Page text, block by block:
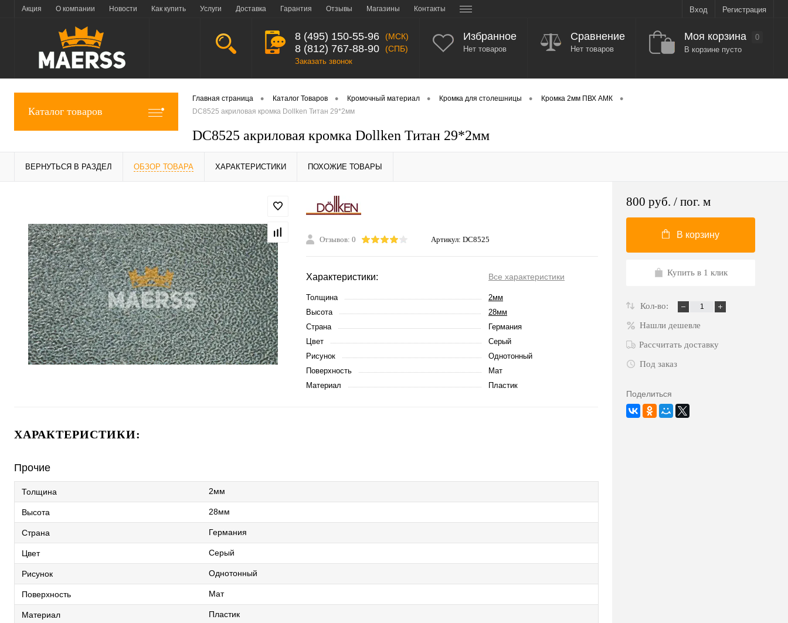
Акция О компании Новости Как купить Услуги Доставка Гарантия Отзывы Магазины Контакты Вход Регистрация
8 (495) 150-55-96 (МСК)
8 (812) 767-88-90 (СПБ)
Заказать звонок
Избранное
Нет товаров
Сравнение
Нет товаров
Моя корзина
0
В корзине пусто
Каталог товаров
Главная страница • Каталог Товаров • Кромочный материал • Кромка для столешницы • Кромка 2мм ПВХ АМК •
DC8525 акриловая кромка Dollken Титан 29*2мм
DC8525 акриловая кромка Dollken Титан 29*2мм
ВЕРНУТЬСЯ В РАЗДЕЛ ОБЗОР ТОВАРА ХАРАКТЕРИСТИКИ ПОХОЖИЕ ТОВАРЫ
Отзывов: 0 Артикул: DC8525
Характеристики: Все характеристики
Толщина
2мм
Высота
28мм
Страна
Германия
Цвет
Серый
Рисунок
Однотонный
Поверхность
Мат
Материал
Пластик
ХАРАКТЕРИСТИКИ:
Прочие
Толщина 2мм
Высота 28мм
Страна Германия
Цвет Серый
Рисунок Однотонный
Поверхность Мат
Материал Пластик
800 руб. / пог. м
В корзину
Купить в 1 клик
Кол-во:
Нашли дешевле
Рассчитать доставку
Под заказ
Поделиться